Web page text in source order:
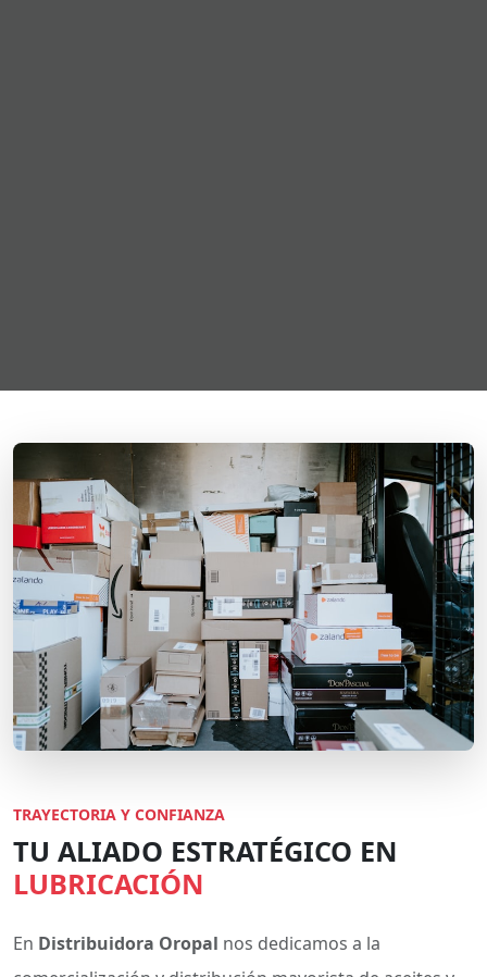
TRAYECTORIA Y CONFIANZA
TU ALIADO ESTRATÉGICO EN
LUBRICACIÓN
En Distribuidora Oropal nos dedicamos a la